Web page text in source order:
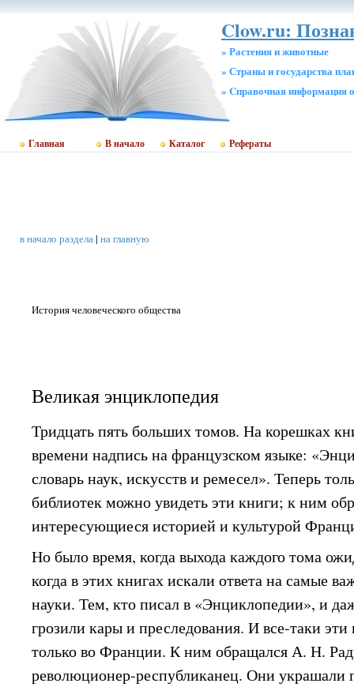
Clow.ru:
» Растения и животные
» Страны и государства
» Cправочная информация
Главная В начало Каталог Рефераты
в начало раздела| на главную
История человеческого общества
Великая энциклопедия
Тридцать пять больших томов. На корешках
времени надпись на французском языке:
словарь наук, искусств и ремесел». Теперь
библиотек можно увидеть эти книги; к ним
интересующиеся историей и культурой
Но было время, когда выхода каждого тома
когда в этих книгах искали ответа на самые
науки. Тем, кто писал в «Энциклопедии», и
грозили кары и преследования. И все-таки
только во Франции. К ним обращался А. Н.
революционер-республиканец. Они украшали